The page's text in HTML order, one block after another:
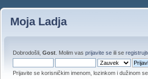
Moja Ladja
Dobrodošli, Gost . Molim vas prijavite se ili se
Prijavite se korisničkim imenom, lozinkom i dužinom